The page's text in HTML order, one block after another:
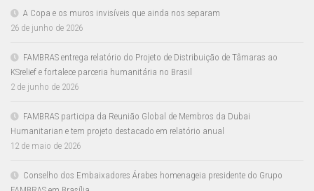
A Copa e os muros invisíveis que ainda nos separam
26 de junho de 2026
FAMBRAS entrega relatório do Projeto de Distribuição de Tâmaras ao
KSrelief e fortalece parceria humanitária no Brasil
2 de junho de 2026
FAMBRAS participa da Reunião Global de Membros da Dubai
Humanitarian e tem projeto destacado em relatório anual
12 de maio de 2026
Conselho dos Embaixadores Árabes homenageia presidente do Grupo